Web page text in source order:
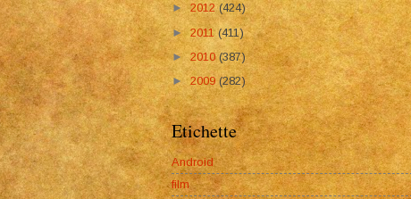
►2012(424)
► 2011 (411)
►2010 (387)
►2009 (282)
Etichette
Android
film